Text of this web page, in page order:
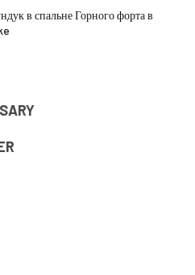
в спальне Горного форта в